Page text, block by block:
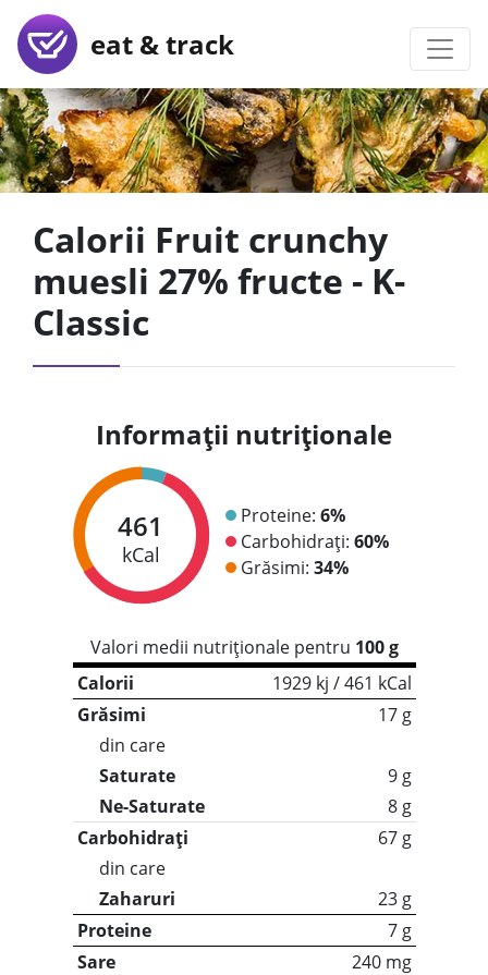
eat & track
Calorii Fruit crunchy
muesli 27% fructe - K-
Classic
Informații nutriționale
461
kCal
Proteine: 6%
Carbohidrați: 60%
Grăsimi: 34%
Valori medii nutriționale pentru 100 g
Calorii
1929 kj / 461 kCal
Grăsimi
17 g
din care
Saturate
9 g
Ne-Saturate
8 g
Carbohidrați
67 g
din care
Zaharuri
23 g
Proteine
7 g
Sare
240 mg